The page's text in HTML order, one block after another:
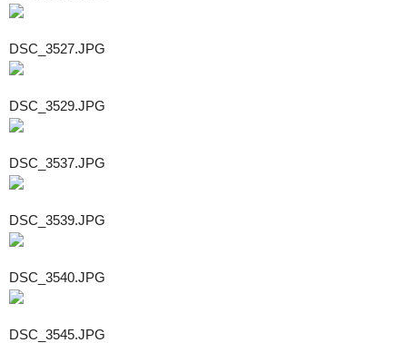
DSC_3527.JPG
DSC_3529.JPG
DSC_3537.JPG
DSC_3539.JPG
DSC_3540.JPG
DSC_3545.JPG